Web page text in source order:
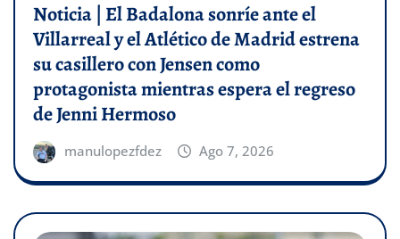
Noticia | El Badalona sonríe ante el
Villarreal y el Atlético de Madrid estrena
su casillero con Jensen como
protagonista mientras espera el regreso
de Jenni Hermoso
manulopezfdez Ago 7, 2026